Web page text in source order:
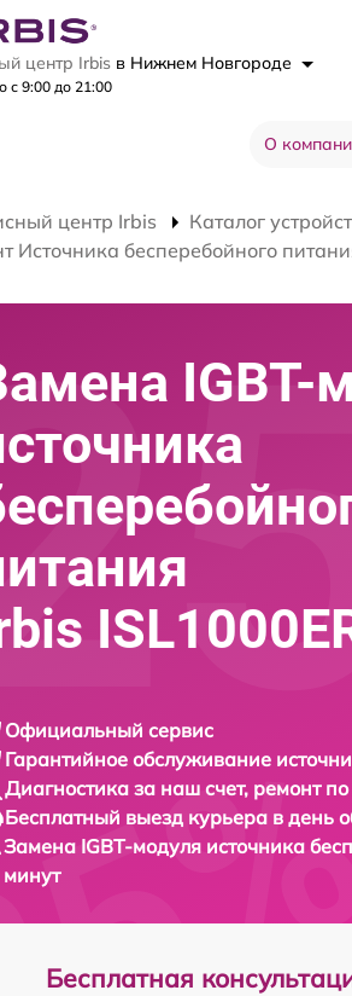
центр Irbis в Нижнем Новгороде
с 9:00 до 21:00
О
центр Irbis Каталог
Источника бесперебойного
IGBT-
Официальный сервис
Гарантийное обслуживание
Диагностика за наш счет, ремонт
Бесплатный выезд курьера в день
Замена IGBT-модуля источника
минут
Бесплатная